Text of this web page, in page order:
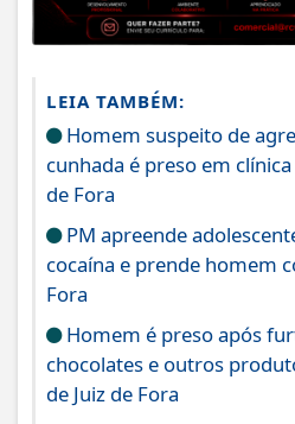
LEIA TAMBÉM:
Homem suspeito de
cunhada é preso em
de Fora
PM apreende
cocaína e prende homem
Fora
Homem é preso após
chocolates e outros
de Juiz de Fora